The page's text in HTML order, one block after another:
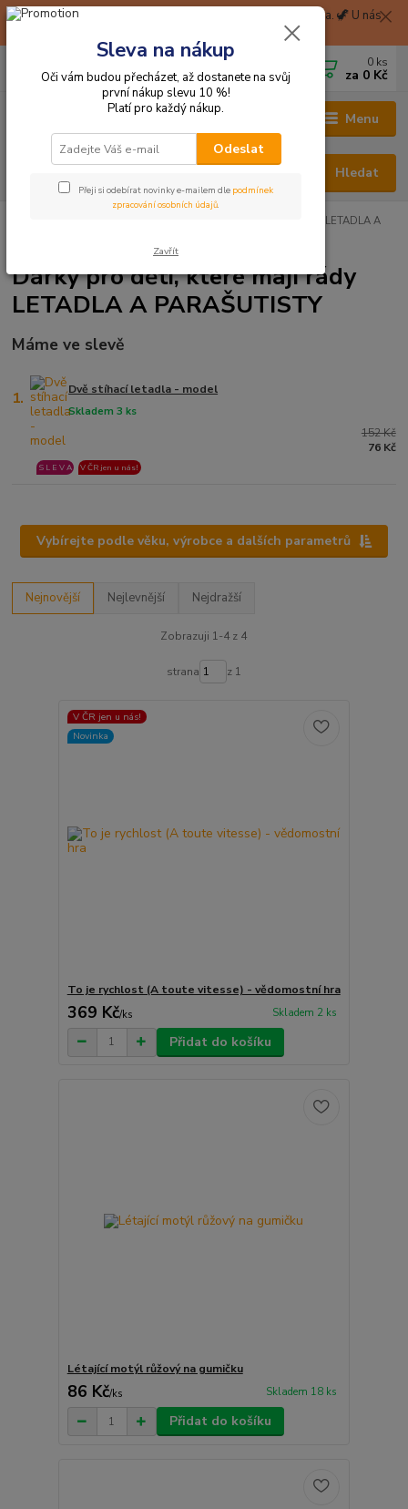
🦖 Při nákupu nad 1999 Kč Balíkovna na pobočku zdarma. 🦖 U nás
získáte okamžitě 2% slevu za zaregistraci. 🦖
Menu
Hledat
+420 705 114 823 0 ks
za 0 Kč
...LETADLA A
Dárky pro děti, které mají rády
LETADLA A PARAŠUTISTY
Máme ve slevě
1. Dvě stíhací letadla - model
Skladem 3 ks
S L E V A V ČR jen u nás!
152 Kč
76 Kč
Vybírejte podle věku, výrobce a dalších parametrů
Nejnovější Nejlevnější Nejdražší
Zobrazuji 1-4 z 4
strana z 1
V ČR jen u nás!
Novinka
To je rychlost (A toute vitesse) - vědomostní hra
369 Kč/ks Skladem 2 ks
Přidat do košíku
Létající motýl růžový na gumičku
86 Kč/ks Skladem 18 ks
Přidat do košíku
Sleva na nákup
Oči vám budou přecházet, až dostanete na svůj
první nákup slevu 10 %!
Platí pro každý nákup.
Odeslat
Přeji si odebírat novinky e-mailem dle podmínek
zpracování osobních údajů.
Zavřít